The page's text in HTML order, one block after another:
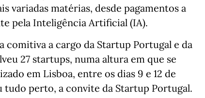
variadas matérias, desde pagamentos a
pela Inteligência Artificial (IA).
comitiva a cargo da Startup Portugal e da
27 startups, numa altura em que se
em Lisboa, entre os dias 9 e 12 de
perto, a convite da Startup Portugal.